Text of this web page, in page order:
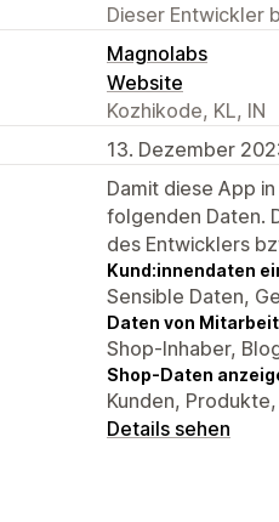
Dieser Entwickler
Magnolabs
Website
Kozhikode, KL, IN
13. Dezember
Damit diese App
folgenden Daten.
des Entwicklers
Kund:innendaten
Sensible Daten,
Daten von
Shop-Inhaber,
Shop-Daten
Kunden,
Details sehen